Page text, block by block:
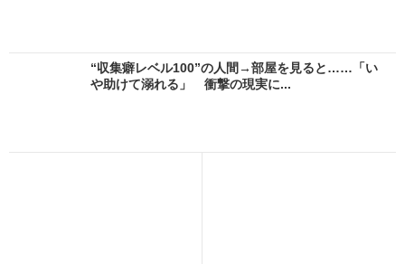
“収集癖レベル100”の人間→部屋を見ると……「い
や助けて溺れる」 衝撃の現実に...